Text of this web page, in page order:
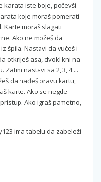
karata iste boje, počevši
koje moraš pomerati i
Karte moraš slagati
Ako ne možeš da
špila. Nastavi da vučeš i
otkriješ asa, dvoklikni na
Zatim nastavi sa 2, 3, 4 ...
da nađeš pravu kartu,
karte. Ako se negde
Ako igraš pametno,
ima tabelu da zabeleži